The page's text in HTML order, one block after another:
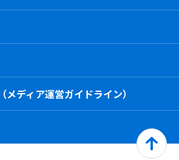
ディア運営ガイドライン）